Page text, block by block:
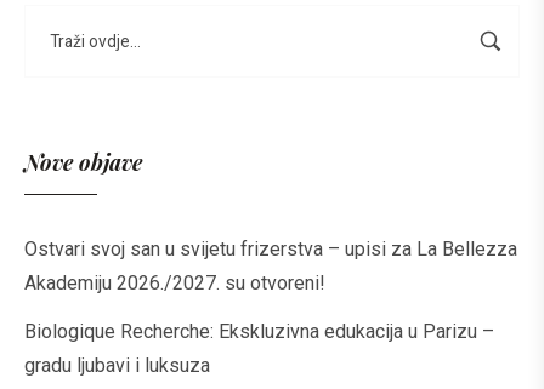
Nove objave
Ostvari svoj san u svijetu frizerstva – upisi za La Bellezza
Akademiju 2026./2027. su otvoreni!
Biologique Recherche: Ekskluzivna edukacija u Parizu –
gradu ljubavi i luksuza